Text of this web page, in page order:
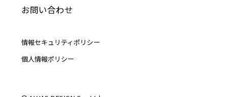
お問い合わせ
情報セキュリティポリシー
個人情報ポリシー